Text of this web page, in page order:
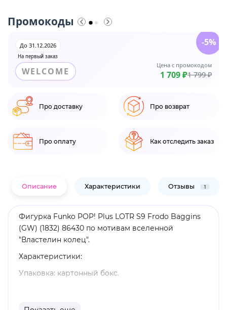
Промокоды
На первый заказ
До 31.12.2026
WELCOME
Цена с промокодом
1 709 ₽1 799 ₽
-5%
Про доставку Про возврат
Про оплату Как отследить заказ
Описание Характеристики Отзывы 1
Фигурка Funko POP! Plus LOTR S9 Frodo Baggins
(GW) (1832) 86430 по мотивам вселенной
"Властелин колец".
Характеристики:
Упаковка: картонный бокс.
Материал: винил.